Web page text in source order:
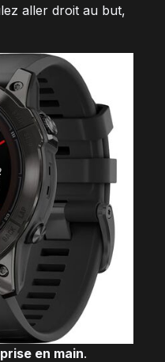
aller droit au but,
en main.